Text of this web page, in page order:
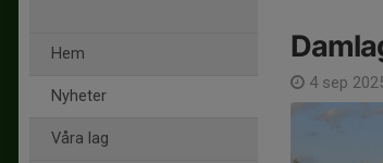
Hem
Nyheter
Våra lag
4 sep